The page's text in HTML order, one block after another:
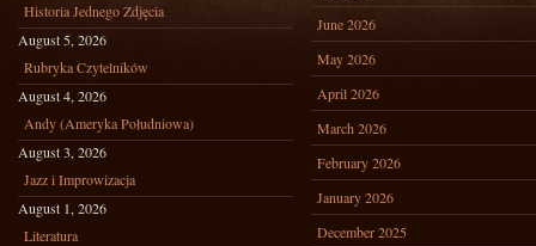
Historia Jednego Zdjęcia
August 5, 2026
Rubryka Czytelników
August 4, 2026
Andy (Ameryka Południowa)
August 3, 2026
Jazz i Improwizacja
August 1, 2026
Literatura
June 2026
May 2026
April 2026
March 2026
February 2026
January 2026
December 2025